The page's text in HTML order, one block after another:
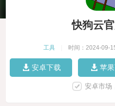
快狗云
工具 时间：2024-09-
安卓下载 苹
安卓市场